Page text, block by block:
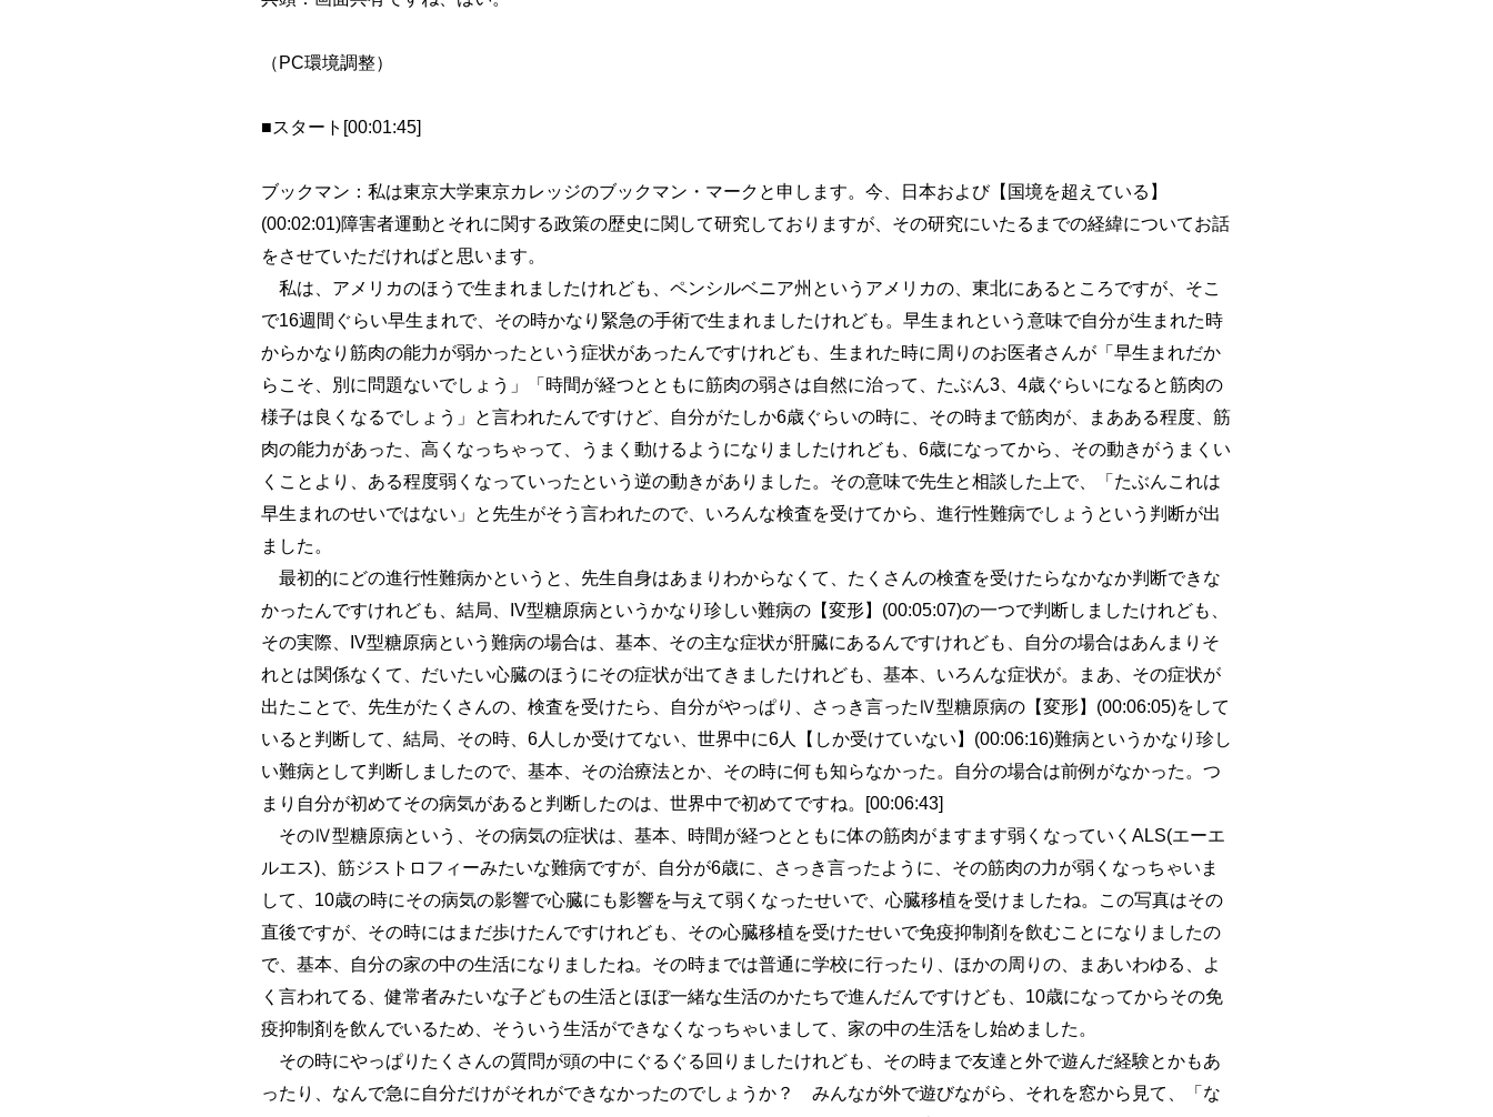
（PC環境調整）
■スタート[00:01:45]
ブックマン：私は東京大学東京カレッジのブックマン・マークと申します。今、日本および【国境を超えている】
(00:02:01)障害者運動とそれに関する政策の歴史に関して研究しておりますが、その研究にいたるまでの経緯についてお話
をさせていただければと思います。
私は、アメリカのほうで生まれましたけれども、ペンシルベニア州というアメリカの、東北にあるところですが、そこ
で16週間ぐらい早生まれで、その時かなり緊急の手術で生まれましたけれども。早生まれという意味で自分が生まれた時
からかなり筋肉の能力が弱かったという症状があったんですけれども、生まれた時に周りのお医者さんが「早生まれだか
らこそ、別に問題ないでしょう」「時間が経つとともに筋肉の弱さは自然に治って、たぶん3、4歳ぐらいになると筋肉の
様子は良くなるでしょう」と言われたんですけど、自分がたしか6歳ぐらいの時に、その時まで筋肉が、まあある程度、筋
肉の能力があった、高くなっちゃって、うまく動けるようになりましたけれども、6歳になってから、その動きがうまくい
くことより、ある程度弱くなっていったという逆の動きがありました。その意味で先生と相談した上で、「たぶんこれは
早生まれのせいではない」と先生がそう言われたので、いろんな検査を受けてから、進行性難病でしょうという判断が出
ました。
最初的にどの進行性難病かというと、先生自身はあまりわからなくて、たくさんの検査を受けたらなかなか判断できな
かったんですけれども、結局、IV型糖原病というかなり珍しい難病の【変形】(00:05:07)の一つで判断しましたけれども、
その実際、IV型糖原病という難病の場合は、基本、その主な症状が肝臓にあるんですけれども、自分の場合はあんまりそ
れとは関係なくて、だいたい心臓のほうにその症状が出てきましたけれども、基本、いろんな症状が。まあ、その症状が
出たことで、先生がたくさんの、検査を受けたら、自分がやっぱり、さっき言ったⅣ型糖原病の【変形】(00:06:05)をして
いると判断して、結局、その時、6人しか受けてない、世界中に6人【しか受けていない】(00:06:16)難病というかなり珍し
い難病として判断しましたので、基本、その治療法とか、その時に何も知らなかった。自分の場合は前例がなかった。つ
まり自分が初めてその病気があると判断したのは、世界中で初めてですね。[00:06:43]
そのⅣ型糖原病という、その病気の症状は、基本、時間が経つとともに体の筋肉がますます弱くなっていくALS(エーエ
ルエス)、筋ジストロフィーみたいな難病ですが、自分が6歳に、さっき言ったように、その筋肉の力が弱くなっちゃいま
して、10歳の時にその病気の影響で心臓にも影響を与えて弱くなったせいで、心臓移植を受けましたね。この写真はその
直後ですが、その時にはまだ歩けたんですけれども、その心臓移植を受けたせいで免疫抑制剤を飲むことになりましたの
で、基本、自分の家の中の生活になりましたね。その時までは普通に学校に行ったり、ほかの周りの、まあいわゆる、よ
く言われてる、健常者みたいな子どもの生活とほぼ一緒な生活のかたちで進んだんですけども、10歳になってからその免
疫抑制剤を飲んでいるため、そういう生活ができなくなっちゃいまして、家の中の生活をし始めました。
その時にやっぱりたくさんの質問が頭の中にぐるぐる回りましたけれども、その時まで友達と外で遊んだ経験とかもあ
ったり、なんで急に自分だけがそれができなかったのでしょうか？ みんなが外で遊びながら、それを窓から見て、「な